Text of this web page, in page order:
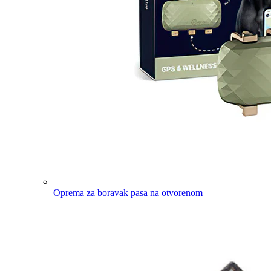
Oprema za boravak pasa na otvorenom